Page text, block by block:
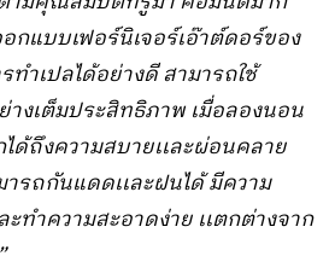
กแบบเฟอร์นิเจอร์เอ๊าต์ดอร์ของ
ทำเปลได้อย่างดี สามารถใช้
งเต็มประสิทธิภาพ เมื่อลองนอน
ได้ถึงความสบายเเละผ่อนคลาย
รถกันแดดเเละฝนได้ มีความ
ทำความสะอาดง่าย เเตกต่างจาก